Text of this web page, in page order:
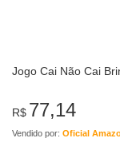
Jogo Cai Não Cai
R$ 77,14
Vendido por: Oficial